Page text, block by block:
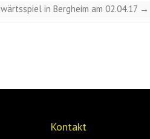
in Bergheim am 02.04.17 →
Kontakt